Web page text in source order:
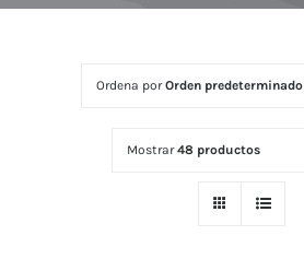
Ordena porOrden predeterminado
Mostrar48 productos